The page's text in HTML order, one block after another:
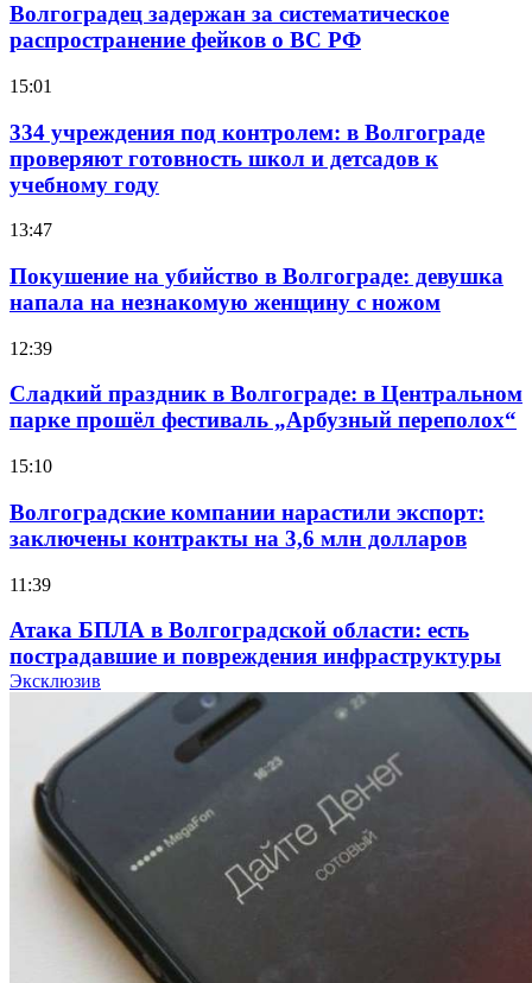
Волгоградец задержан за систематическое
распространение фейков о ВС РФ
15:01
334 учреждения под контролем: в Волгограде
проверяют готовность школ и детсадов к
учебному году
13:47
Покушение на убийство в Волгограде: девушка
напала на незнакомую женщину с ножом
12:39
Сладкий праздник в Волгограде: в Центральном
парке прошёл фестиваль „Арбузный переполох“
15:10
Волгоградские компании нарастили экспорт:
заключены контракты на 3,6 млн долларов
11:39
Атака БПЛА в Волгоградской области: есть
пострадавшие и повреждения инфраструктуры
Волгоградские вузы в топе зарплатного
рейтинга: ВолгГТУ и ВолгГМУ вошли в топ‑15
для химической отрасли и фармацевтики
18:39
В Красноармейском районе Волгограда стартует
конкурс на ремонт моста через Волго‑Донской
судоходный канал
Эксклюзив